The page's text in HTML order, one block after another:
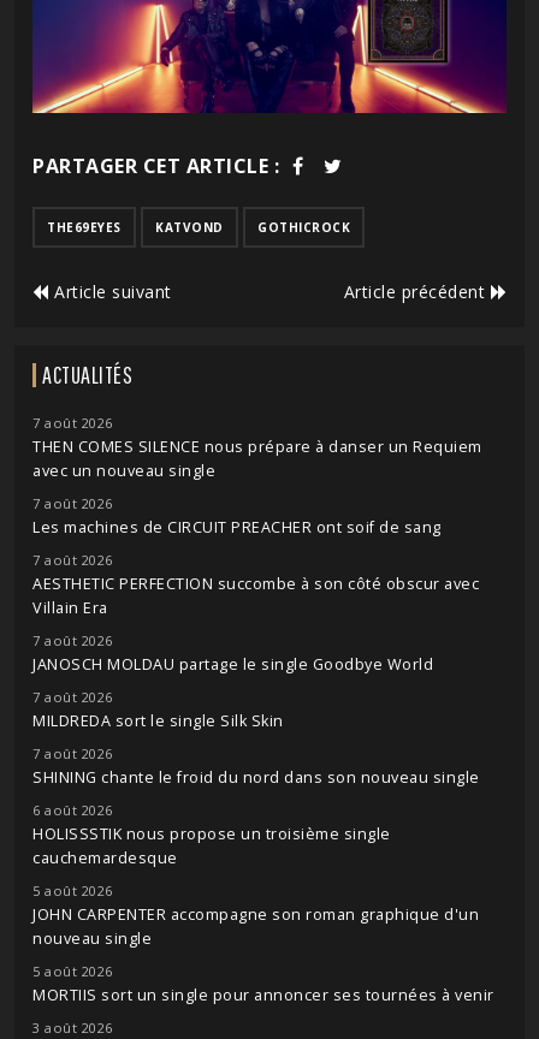
PARTAGER CET ARTICLE :
THE69EYES KATVOND GOTHICROCK
Article suivant Article précédent
ACTUALITÉS
7 août 2026
THEN COMES SILENCE nous prépare à danser un Requiem
avec un nouveau single
7 août 2026
Les machines de CIRCUIT PREACHER ont soif de sang
7 août 2026
AESTHETIC PERFECTION succombe à son côté obscur avec
Villain Era
7 août 2026
JANOSCH MOLDAU partage le single Goodbye World
7 août 2026
MILDREDA sort le single Silk Skin
7 août 2026
SHINING chante le froid du nord dans son nouveau single
6 août 2026
HOLISSSTIK nous propose un troisième single
cauchemardesque
5 août 2026
JOHN CARPENTER accompagne son roman graphique d'un
nouveau single
5 août 2026
MORTIIS sort un single pour annoncer ses tournées à venir
3 août 2026